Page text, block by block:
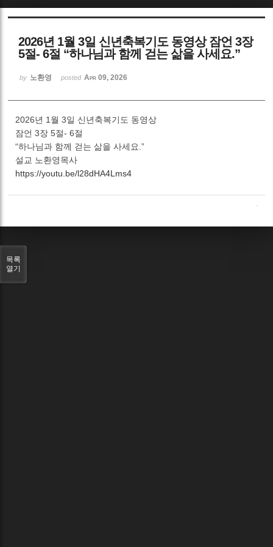
2026년 1월 3일 신년축복기도 동영상 잠언 3장
5절- 6절 “하나님과 함께 걷는 삶을 사세요.”
by 노환영 posted Apr 09, 2026
2026년 1월 3일 신년축복기도 동영상
잠언 3장 5절- 6절
“하나님과 함께 걷는 삶을 사세요.”
설교 노환영목사
https://youtu.be/l28dHA4Lms4
목록
열기
Sketchbook5, 스케치북5
Sketchbook5, 스케치북5